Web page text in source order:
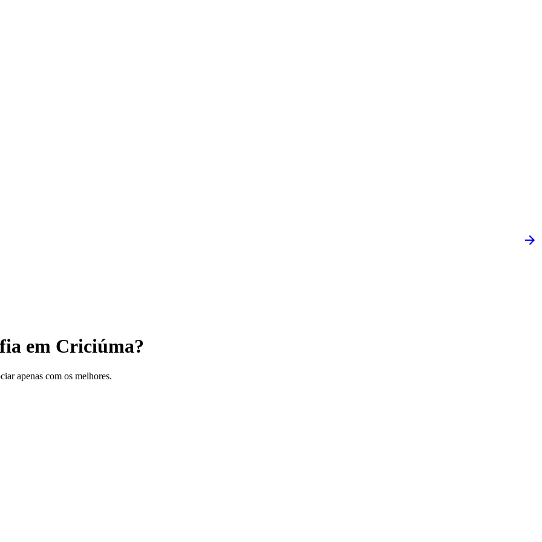
em Criciúma?
apenas com os melhores.